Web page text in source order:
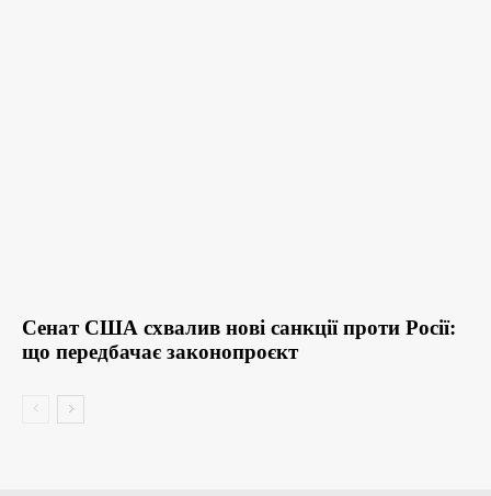
Сенат США схвалив нові санкції проти Росії:
що передбачає законопроєкт